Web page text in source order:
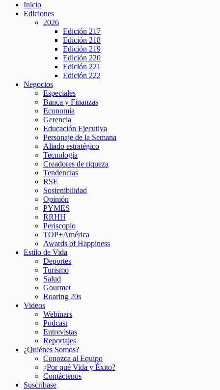
Inicio
Ediciones
2026
Edición 217
Edición 218
Edición 219
Edición 220
Edición 221
Edición 222
Negocios
Especiales
Banca y Finanzas
Economía
Gerencia
Educación Ejecutiva
Personaje de la Semana
Aliado estratégico
Tecnología
Creadores de riqueza
Tendencias
RSE
Sostenibilidad
Opinión
PYMES
RRHH
Periscopio
TOP+América
Awards of Happiness
Estilo de Vida
Deportes
Turismo
Salud
Gourmet
Roaring 20s
Videos
Webinars
Podcast
Entrevistas
Reportajes
¿Quiénes Somos?
Conozca al Equipo
¿Por qué Vida y Éxito?
Contáctenos
Suscríbase